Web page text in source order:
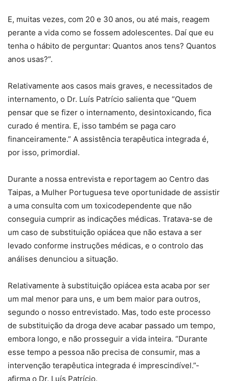
E, muitas vezes, com 20 e 30 anos, ou até mais, reagem
perante a vida como se fossem adolescentes. Daí que eu
tenha o hábito de perguntar: Quantos anos tens? Quantos
anos usas?”.
Relativamente aos casos mais graves, e necessitados de
internamento, o Dr. Luís Patrício salienta que “Quem
pensar que se fizer o internamento, desintoxicando, fica
curado é mentira. E, isso também se paga caro
financeiramente.” A assistência terapêutica integrada é,
por isso, primordial.
Durante a nossa entrevista e reportagem ao Centro das
Taipas, a Mulher Portuguesa teve oportunidade de assistir
a uma consulta com um toxicodependente que não
conseguia cumprir as indicações médicas. Tratava-se de
um caso de substituição opiácea que não estava a ser
levado conforme instruções médicas, e o controlo das
análises denunciou a situação.
Relativamente à substituição opiácea esta acaba por ser
um mal menor para uns, e um bem maior para outros,
segundo o nosso entrevistado. Mas, todo este processo
de substituição da droga deve acabar passado um tempo,
embora longo, e não prosseguir a vida inteira. “Durante
esse tempo a pessoa não precisa de consumir, mas a
intervenção terapêutica integrada é imprescindível.”-
afirma o Dr. Luís Patrício.